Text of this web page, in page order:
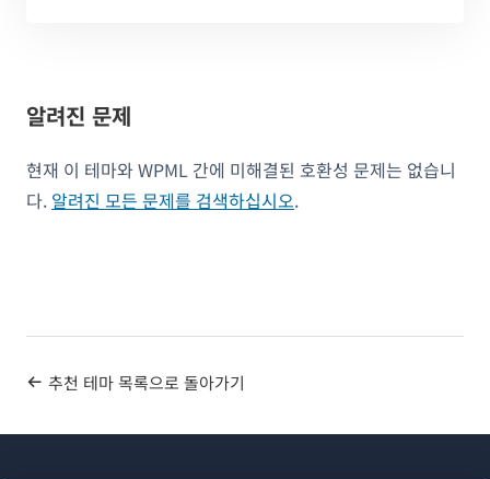
알려진 문제
현재 이 테마와 WPML 간에 미해결된 호환성 문제는 없습니
다. 알려진 모든 문제를 검색하십시오.
추천 테마 목록으로 돌아가기